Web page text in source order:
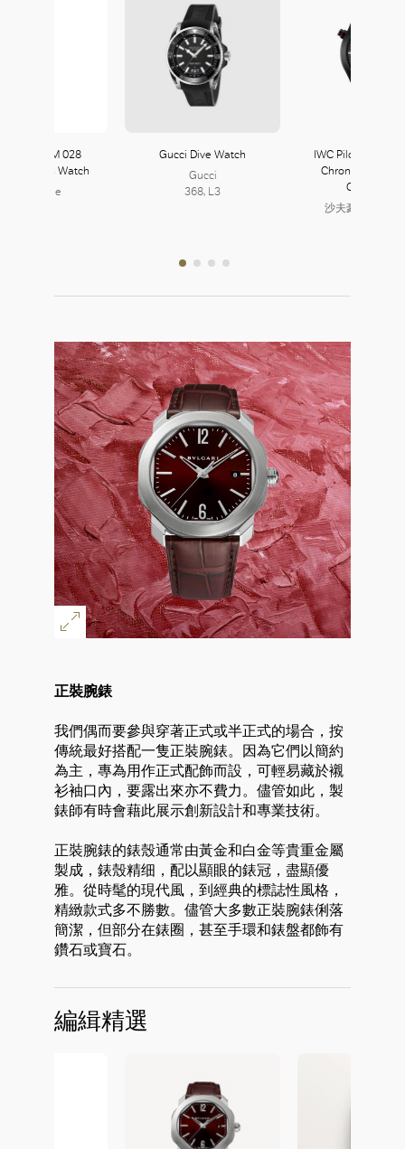
Mille RM 028
Divers Watch
Mille
Gucci Dive Watch
Gucci
368, L3
IWC Pilot’s Watch
Chronograph
Ceratanium
沙夫豪森 IWC
正裝腕錶
我們偶而要參與穿著正式或半正式的場合，按
傳統最好搭配一隻正裝腕錶。因為它們以簡約
為主，專為用作正式配飾而設，可輕易藏於襯
衫袖口內，要露出來亦不費力。儘管如此，製
錶師有時會藉此展示創新設計和專業技術。
正裝腕錶的錶殼通常由黃金和白金等貴重金屬
製成，錶殼精细，配以顯眼的錶冠，盡顯優
雅。從時髦的現代風，到經典的標誌性風格，
精緻款式多不勝數。儘管大多數正裝腕錶俐落
簡潔，但部分在錶圈，甚至手環和錶盤都飾有
鑽石或寶石。
編緝精選